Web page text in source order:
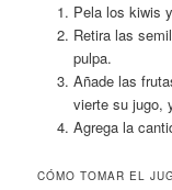
Pela los kiwis
Retira las
pulpa.
Añade las
vierte su jugo,
Agrega la
CÓMO TOMAR EL